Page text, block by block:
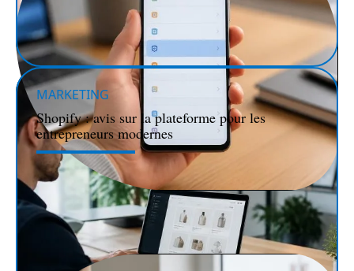
MARKETING
Shopify : avis sur la plateforme pour les
entrepreneurs modernes
SÉCURITÉ
Découvrez comment activer le mode sécurisé sur
Xiaomi pour protéger vos données personnelles